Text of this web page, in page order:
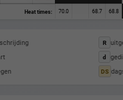
Heat times: 70.0 68.7 68.8
R
d
DS